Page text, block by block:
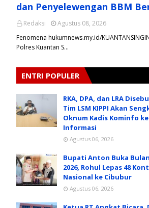
dan Penyelewengan BBM
Redaksi
Agustus 08, 2026
Fenomena hukumnews.my.id/
Polres Kuantan S…
ENTRI POPULER
RKA, DPA, dan LRA
Tim LSM KIPPI Akan
Oknum Kadis Kominfo
Informasi
Agustus 06, 2026
Bupati Anton Buka
2026, Rohul Lepas 48
Nasional ke Cibubur
Agustus 06, 2026